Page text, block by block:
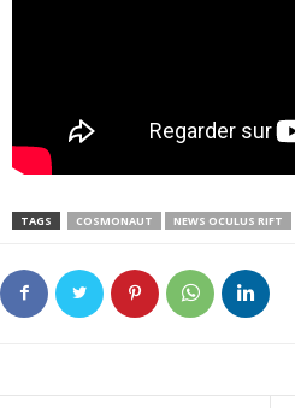
TAGS COSMONAUT NEWS OCULUS RIFT